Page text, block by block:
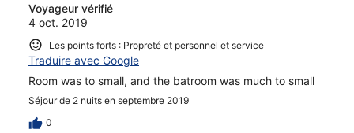
Voyageur vérifié
4 oct. 2019
Les points forts : Propreté et personnel et service
Traduire avec Google
Room was to small, and the batroom was much to small
Séjour de 2 nuits en septembre 2019
0